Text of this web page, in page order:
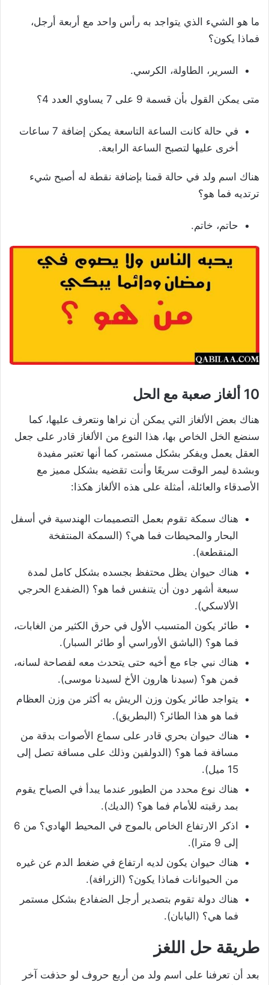
ما هو الشيء الذي يتواجد به رأس واحد مع أربعة أرجل،
فماذا يكون؟
السرير، الطاولة، الكرسي.
متى يمكن القول بأن قسمة 9 على 7 يساوي العدد 4؟
في حالة كانت الساعة التاسعة يمكن إضافة 7 ساعات
أخرى عليها لتصبح الساعة الرابعة.
هناك اسم ولد في حالة قمنا بإضافة نقطة له أصبح شيء
ترتديه فما هو؟
حاتم، خاتم.
10 ألغاز صعبة مع الحل
هناك بعض الألغاز التي يمكن أن نراها ونتعرف عليها، كما
سنضع الخل الخاص بها، هذا النوع من الألغاز قادر على جعل
العقل يعمل ويفكر بشكل مستمر، كما أنها تعتبر مفيدة
وبشدة ليمر الوقت سريعًا وأنت تقضيه بشكل مميز مع
الأصدقاء والعائلة، أمثلة على هذه الألغاز هكذا:
هناك سمكة تقوم بعمل التصميمات الهندسية في أسفل
البحار والمحيطات فما هي؟ (السمكة المنتفخة
المنقطعة).
هناك حيوان يظل محتفظ بجسده بشكل كامل لمدة
سبعة أشهر دون أن يتنفس فما هو؟ (الضفدع الحرجي
الألاسكي).
طائر يكون المتسبب الأول في حرق الكثير من الغابات،
فما هو؟ (الباشق الأوراسي أو طائر السبار).
هناك نبي جاء مع أخيه حتى يتحدث معه لفصاحة لسانه،
فمن هو؟ (سيدنا هارون الأخ لسيدنا موسى).
يتواجد طائر يكون وزن الريش به أكثر من وزن العظام
فما هو هذا الطائر؟ (البطريق).
هناك حيوان بحري قادر على سماع الأصوات بدقة من
مسافة فما هو؟ (الدولفين وذلك على مسافة تصل إلى
15 ميل).
هناك نوع محدد من الطيور عندما يبدأ في الصياح يقوم
بمد رقبته للأمام فما هو؟ (الديك).
اذكر الارتفاع الخاص بالموج في المحيط الهادي؟ من 6
إلى 9 مترا).
هناك حيوان يكون لديه ارتفاع في ضغط الدم عن غيره
من الحيوانات فماذا يكون؟ (الزرافة).
هناك دولة تقوم بتصدير أرجل الضفادع بشكل مستمر
فما هي؟ (اليابان).
طريقة حل اللغز
بعد أن تعرفنا على اسم ولد من أربع حروف لو حذفت آخر